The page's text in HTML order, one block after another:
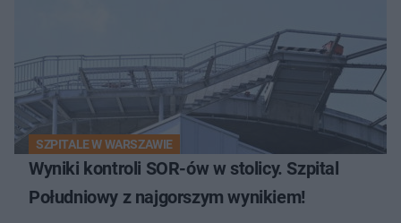
SZPITALE W WARSZAWIE
Wyniki kontroli SOR-ów w stolicy. Szpital
Południowy z najgorszym wynikiem!